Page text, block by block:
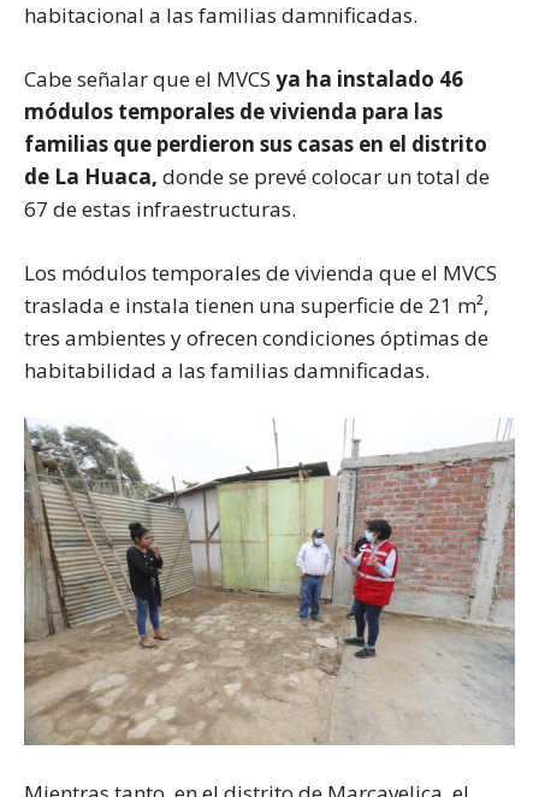
habitacional a las familias damnificadas.
Cabe señalar que el MVCS ya ha instalado 46
módulos temporales de vivienda para las
familias que perdieron sus casas en el distrito
de La Huaca, donde se prevé colocar un total de
67 de estas infraestructuras.
Los módulos temporales de vivienda que el MVCS
traslada e instala tienen una superficie de 21 m²,
tres ambientes y ofrecen condiciones óptimas de
habitabilidad a las familias damnificadas.